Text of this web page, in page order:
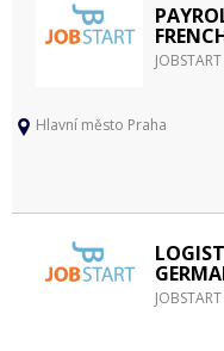
Hlavní město Praha